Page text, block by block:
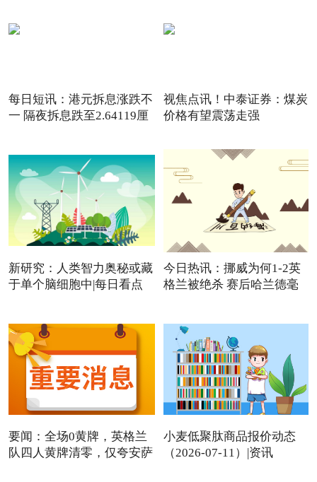
每日短讯：港元拆息涨跌不
一 隔夜拆息跌至2.64119厘
视焦点讯！中泰证券：煤炭
价格有望震荡走强
新研究：人类智力奥秘或藏
于单个脑细胞中|每日看点
今日热讯：挪威为何1-2英
格兰被绝杀 赛后哈兰德毫
要闻：全场0黄牌，英格兰
队四人黄牌清零，仅夸安萨
小麦低聚肽商品报价动态
（2026-07-11）|资讯